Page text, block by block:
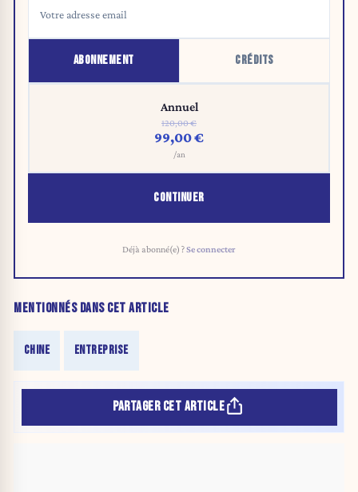
ABONNEMENT CRÉDITS
Annuel
120,00 €
99,00 €
/an
CONTINUER
Déjà abonné(e) ?Se connecter
MENTIONNÉS DANS CET ARTICLE
CHINE ENTREPRISE
PARTAGER CET ARTICLE